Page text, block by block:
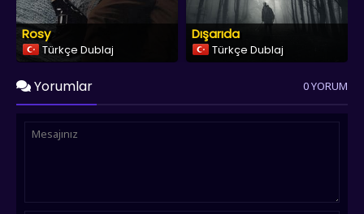
Rosy
Türkçe Dublaj
Dışarıda
Türkçe Dublaj
Yorumlar 0 YORUM